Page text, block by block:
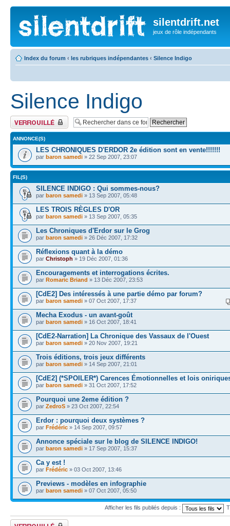
silentdrift.net
jeux de rôle indépendants
Index du forum ‹ les rubriques indépendantes ‹ Silence Indigo
Silence Indigo
Forum verrouillé
ANNONCE(S)
LES CHRONIQUES D'ERDOR 2e édition sont en vente!!!!!!!
par baron samedi » 22 Sep 2007, 23:07
FIL(S)
SILENCE INDIGO : Qui sommes-nous?
par baron samedi » 13 Sep 2007, 05:48
LES TROIS RÈGLES D'OR
par baron samedi » 13 Sep 2007, 05:35
Les Chroniques d'Erdor sur le Grog
par baron samedi » 26 Déc 2007, 17:32
Réflexions quant à la démo
par Christoph » 19 Déc 2007, 01:36
Encouragements et interrogations écrites.
par Romaric Briand » 13 Déc 2007, 23:53
[CdE2] Des intéressés à une partie démo par forum?
par baron samedi » 07 Oct 2007, 17:37
Mecha Exodus - un avant-goût
par baron samedi » 16 Oct 2007, 18:41
[CdE2-Narration] La Chronique des Vassaux de l'Ouest
par baron samedi » 20 Nov 2007, 19:21
Trois éditions, trois jeux différents
par baron samedi » 14 Sep 2007, 21:01
[CdE2] (*SPOILER*) Carences Émotionnelles et lois
par baron samedi » 31 Oct 2007, 17:52
Pourquoi une 2eme édition ?
par ZedroS » 23 Oct 2007, 22:54
Erdor : pourquoi deux systèmes ?
par Frédéric » 14 Sep 2007, 09:57
Annonce spéciale sur le blog de SILENCE INDIGO!
par baron samedi » 17 Sep 2007, 15:37
Ca y est !
par Frédéric » 03 Oct 2007, 13:46
Previews - modèles en infographie
par baron samedi » 07 Oct 2007, 05:50
Afficher les fils publiés depuis :
Forum verrouillé